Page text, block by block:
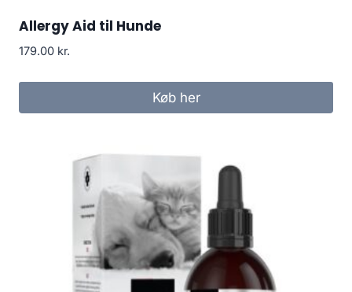
Allergy Aid til Hunde
179.00 kr.
Køb her